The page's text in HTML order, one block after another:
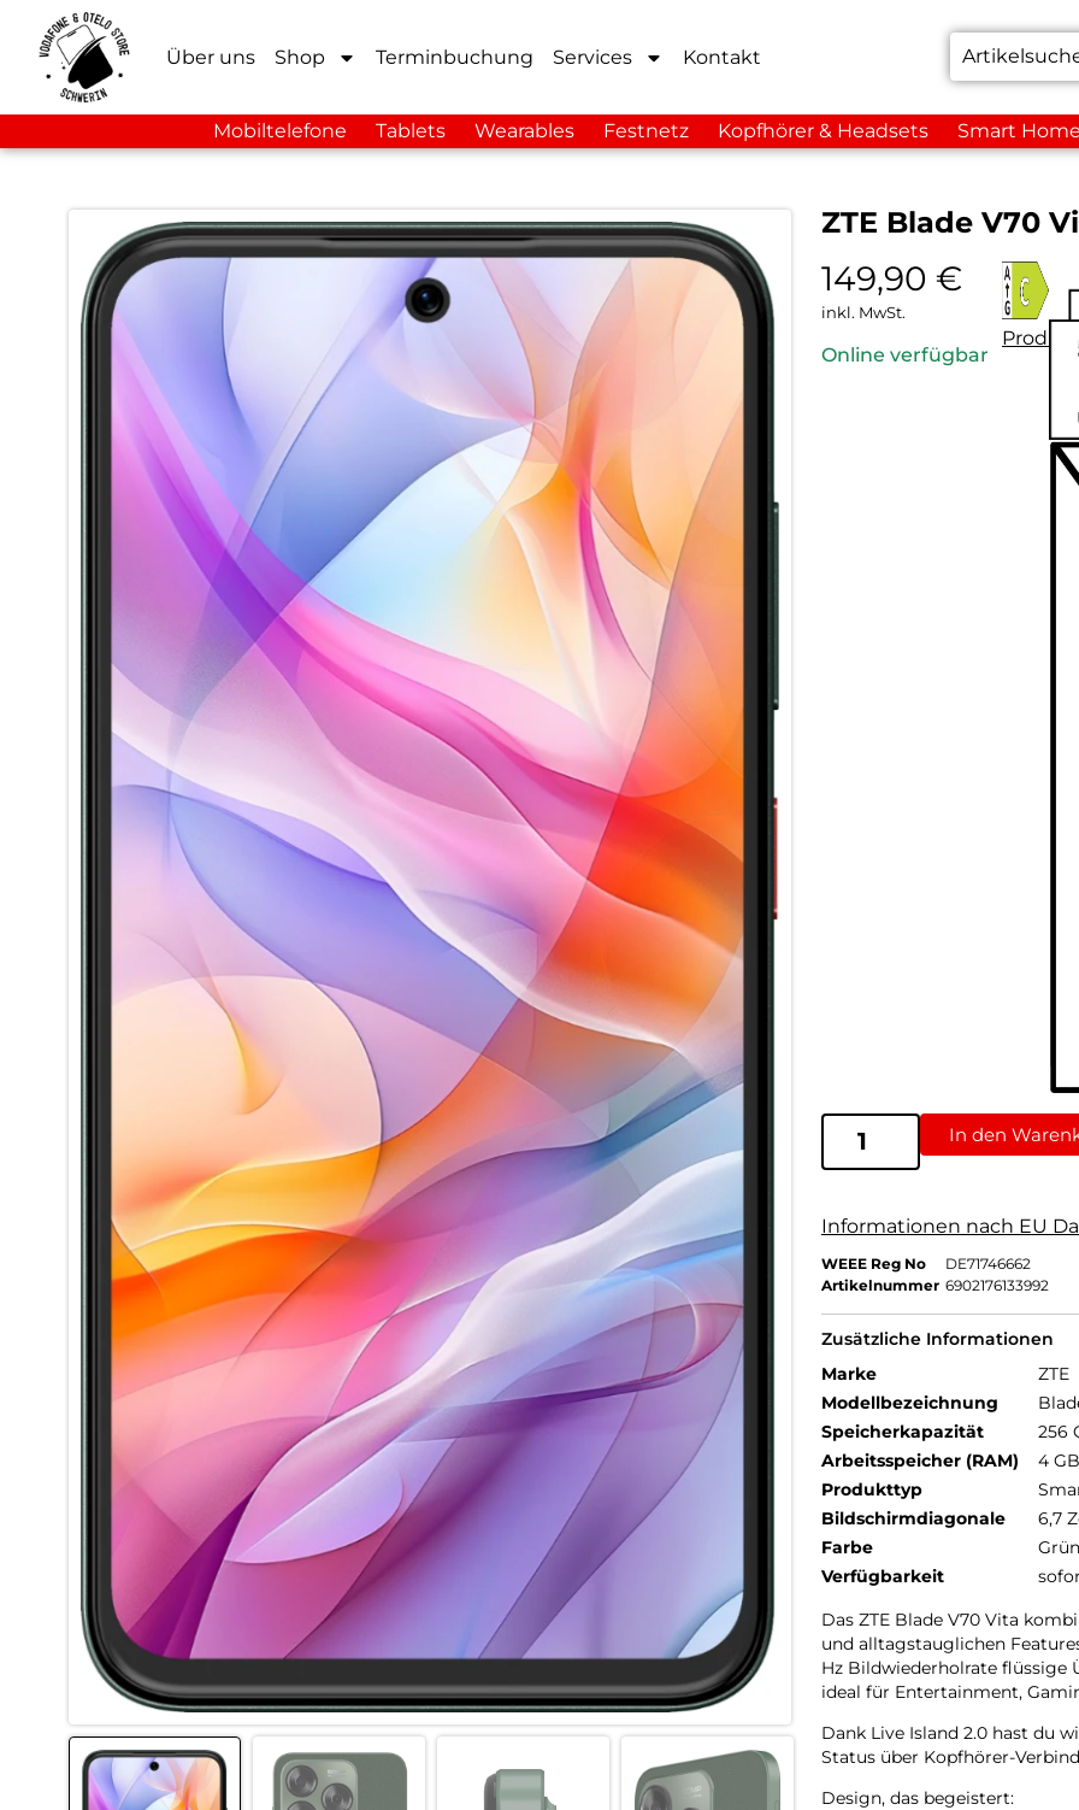
Über uns Shop Terminbuchung Services Kontakt
Mobiltelefone Tablets Wearables Festnetz Kopfhörer & Headsets Smart Home
ZTE Blade V70
149,90 €
inkl. MwSt.
Online verfügbar
In den
Informationen nach EU
WEEE Reg No
DE71746662
Artikelnummer 6902176133992
Zusätzliche Informationen
Marke
ZTE
Modellbezeichnung
Speicherkapazität
256
Arbeitsspeicher (RAM)
4 GB
Produkttyp
Bildschirmdiagonale
6,7
Farbe
Grün
Verfügbarkeit
Das ZTE Blade V70 Vita
und alltagstauglichen
Hz Bildwiederholrate flüssige
ideal für Entertainment,
Dank Live Island 2.0 hast du
Status über Kopfhörer-
Design, das begeistert: